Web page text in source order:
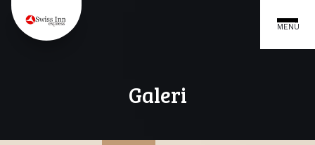
MENÜ
Galeri